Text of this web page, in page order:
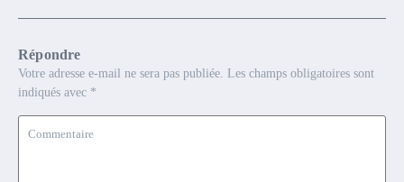
Répondre
Votre adresse e-mail ne sera pas publiée. Les champs obligatoires sont
indiqués avec *